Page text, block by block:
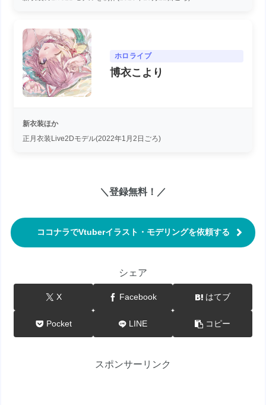
ホロライブ
博衣こより
新衣装ほか
正月衣装Live2Dモデル(2022年1月2日ごろ)
＼登録無料！／
ココナラでVtuberイラスト・モデリングを依頼する
シェア
X Facebook はてブ
Pocket LINE コピー
スポンサーリンク